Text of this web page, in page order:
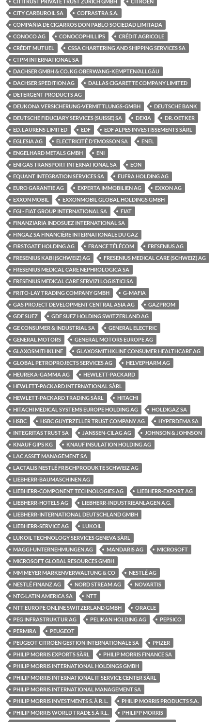
CITITRUST PRIVATE TRUST ZURICH GMBH
CITROEN
CITY CARBUROIL SA
COFRASTRA S.A.
COMPAÑIA DE CIGARROS DON PABLO SOCIEDAD LIMITADA
CONOCO AG
CONOCOPHILLIPS
CRÉDIT AGRICOLE
CRÉDIT MUTUEL
CSSA CHARTERING AND SHIPPING SERVICES SA
CTPM INTERNATIONAL SA
DACHSER GMBH & CO. KG OBERWANG-KEMPTEN/ALLGÄU
DACHSER SPEDITION AG
DALLAS CIGARETTE COMPANY LIMITED
DETERGENT PRODUCTS AG
DEUKONA VERSICHERUNG-VERMITTLUNGS-GMBH
DEUTSCHE BANK
DEUTSCHE FIDUCIARY SERVICES (SUISSE) SA
DEXIA
DR. OETKER
ED. LAURENS LIMITED
EDF
EDF ALPES INVESTISSEMENTS SÀRL
EGLESIA AG
ELECTRICITÉ D'EMOSSON SA
ENEL
ENGELHARD METALS GMBH
ENI
ENI GAS TRANSPORT INTERNATIONAL SA
EON
EQUANT INTEGRATION SERVICES SA
EUFRA HOLDING AG
EURO GARANTIE AG
EXPERTA IMMOBILIEN AG
EXXON AG
EXXON MOBIL
EXXONMOBIL GLOBAL HOLDINGS GMBH
FGI - FIAT GROUP INTERNATIONAL SA
FIAT
FINANZIARIA INDOSUEZ INTERNATIONAL SA
FINGAZ SA FINANCIÈRE INTERNATIONALE DU GAZ
FIRSTGATE HOLDING AG
FRANCE TÉLÉCOM
FRESENIUS AG
FRESENIUS KABI (SCHWEIZ) AG
FRESENIUS MEDICAL CARE (SCHWEIZ) AG
FRESENIUS MEDICAL CARE NEPHROLOGICA SA
FRESENIUS MEDICAL CARE SERVIZI LOGISTICI SA
FRITO-LAY TRADING COMPANY GMBH
G-MAFIA
GAS PROJECT DEVELOPMENT CENTRAL ASIA AG
GAZPROM
GDF SUEZ
GDF SUEZ HOLDING SWITZERLAND AG
GE CONSUMER & INDUSTRIAL SA
GENERAL ELECTRIC
GENERAL MOTORS
GENERAL MOTORS EUROPE AG
GLAXOSMITHKLINE
GLAXOSMITHKLINE CONSUMER HEALTHCARE AG
GLOBAL PETROPROJECTS SERVICES AG
HELVEPHARM AG
HEUREKA-GAMMA AG
HEWLETT-PACKARD
HEWLETT-PACKARD INTERNATIONAL SÀRL
HEWLETT-PACKARD TRADING SÀRL
HITACHI
HITACHI MEDICAL SYSTEMS EUROPE HOLDING AG
HOLDIGAZ SA
HSBC
HSBC GUYERZELLER TRUST COMPANY AG
HYPERDEMA SA
INTEGRITAS TRUST SA
JANSSEN-CILAG AG
JOHNSON & JOHNSON
KNAUF GIPS KG
KNAUF INSULATION HOLDING AG
LAC ASSET MANAGEMENT SA
LACTALIS NESTLÉ FRISCHPRODUKTE SCHWEIZ AG
LIEBHERR-BAUMASCHINEN AG
LIEBHERR-COMPONENT TECHNOLOGIES AG
LIEBHERR-EXPORT AG
LIEBHERR-HOTELS AG
LIEBHERR-INDUSTRIEANLAGEN A.G.
LIEBHERR-INTERNATIONAL DEUTSCHLAND GMBH
LIEBHERR-SERVICE AG
LUKOIL
LUKOIL TECHNOLOGY SERVICES GENEVA SÀRL
MAGGI-UNTERNEHMUNGEN AG
MANDARIS AG
MICROSOFT
MICROSOFT GLOBAL RESOURCES GMBH
MM MEYER MARKENVERWALTUNG & CO
NESTLÉ AG
NESTLÉ FINANZ AG
NORD STREAM AG
NOVARTIS
NTC-LATIN AMERICA SA
NTT
NTT EUROPE ONLINE SWITZERLAND GMBH
ORACLE
PEG INFRASTRUKTUR AG
PELIKAN HOLDING AG
PEPSICO
PERMIRA
PEUGEOT
PEUGEOT CITROËN GESTION INTERNATIONALE SA
PFIZER
PHILIP MORRIS EXPORTS SÀRL
PHILIP MORRIS FINANCE SA
PHILIP MORRIS INTERNATIONAL HOLDINGS GMBH
PHILIP MORRIS INTERNATIONAL IT SERVICE CENTER SÀRL
PHILIP MORRIS INTERNATIONAL MANAGEMENT SA
PHILIP MORRIS INVESTMENTS S. À R. L.
PHILIP MORRIS PRODUCTS S.A.
PHILIP MORRIS WORLD TRADE S.À R.L.
PHILIPP MORRIS